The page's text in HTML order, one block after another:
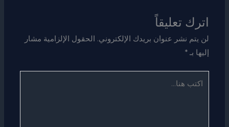
اترك تعليقاً
لن يتم نشر عنوان بريدك الإلكتروني.
الحقول الإلزامية مشار
إليها بـ*